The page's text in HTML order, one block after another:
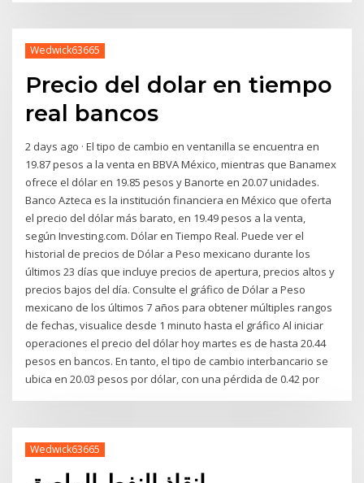
Wedwick63665
Precio del dolar en tiempo
real bancos
2 days ago · El tipo de cambio en ventanilla se encuentra en
19.87 pesos a la venta en BBVA México, mientras que Banamex
ofrece el dólar en 19.85 pesos y Banorte en 20.07 unidades.
Banco Azteca es la institución financiera en México que oferta
el precio del dólar más barato, en 19.49 pesos a la venta,
según Investing.com. Dólar en Tiempo Real. Puede ver el
historial de precios de Dólar a Peso mexicano durante los
últimos 23 días que incluye precios de apertura, precios altos y
precios bajos del día. Consulte el gráfico de Dólar a Peso
mexicano de los últimos 7 años para obtener múltiples rangos
de fechas, visualice desde 1 minuto hasta el gráfico Al iniciar
operaciones el precio del dólar hoy martes es de hasta 20.44
pesos en bancos. En tanto, el tipo de cambio interbancario se
ubica en 20.03 pesos por dólar, con una pérdida de 0.42 por
Wedwick63665